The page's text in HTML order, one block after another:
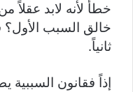
خطأ لأنه لابد
خالق السبب الأول؟
ثانياً.
إذاً فقانون السببية